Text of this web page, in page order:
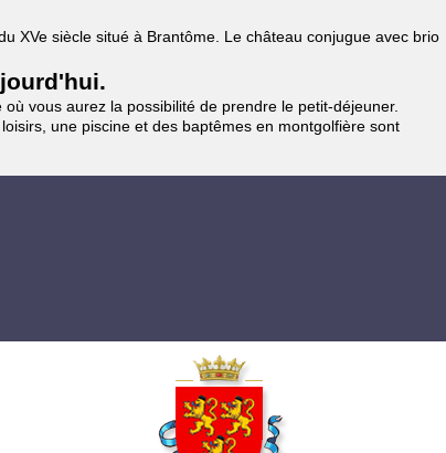
XVe siècle situé à Brantôme. Le château conjugue avec brio
vous aurez la possibilité de prendre le petit-déjeuner.
une piscine et des baptêmes en montgolfière sont